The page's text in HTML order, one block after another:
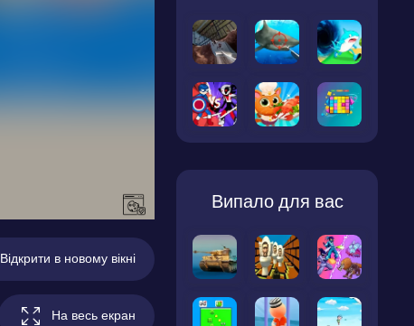
Відкрити в новому вікні
На весь екран
Випало для вас